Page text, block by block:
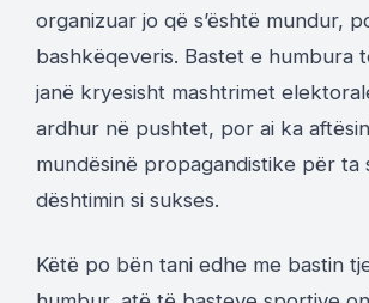
organizuar jo që s’është mundur,
bashkëqeveris. Bastet e humbura
janë kryesisht mashtrimet
ardhur në pushtet, por ai ka
mundësinë propagandistike për ta
dështimin si sukses.
Këtë po bën tani edhe me bastin